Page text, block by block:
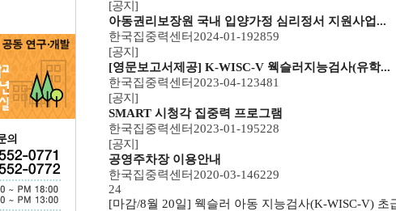
[공지]
아동권리보장원 국내 입양가정 심리정서 지원사업...
한국집중력센터 2024-01-192859
[공지]
[영문보고서제공] K-WISC-V 웩슬러지능검사(유학...
한국집중력센터 2023-04-123481
[공지]
SMART 시청각 집중력 프로그램
한국집중력센터 2023-01-195228
[공지]
공영주차장 이용안내
한국집중력센터 2020-03-146229
24
[마감/8월 20일] 웩슬러 아동 지능검사(K-WISC-V) 초